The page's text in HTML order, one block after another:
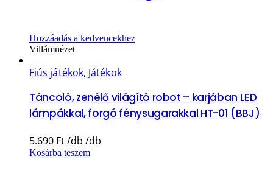
Hozzáadás a kedvencekhez
Villámnézet
Fiús játékok, Játékok
Táncoló, zenélő világító robot – karjában LED
lámpákkal, forgó fénysugarakkal HT-01 (BBJ)
5.690 Ft
Kosárba teszem